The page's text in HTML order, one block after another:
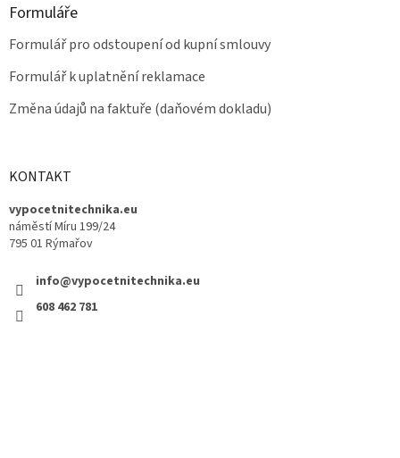
Formuláře
Formulář pro odstoupení od kupní smlouvy
Formulář k uplatnění reklamace
Změna údajů na faktuře (daňovém dokladu)
KONTAKT
vypocetnitechnika.eu
náměstí Míru 199/24
795 01 Rýmařov
info@vypocetnitechnika.eu
608 462 781